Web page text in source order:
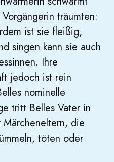
träumten:
ist sie fleißig,
singen kann sie auch
Ihre
jedoch ist rein
nominelle
tritt Belles Vater in
Märcheneltern, die
töten oder